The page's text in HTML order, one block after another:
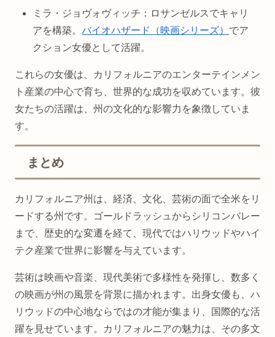
ミラ・ジョヴォヴィッチ：ロサンゼルスでキャリ
アを構築。バイオハザード（映画シリーズ） でア
クション女優として活躍。
これらの女優は、カリフォルニアのエンターテインメン
ト産業の中心で育ち、世界的な成功を収めています。彼
女たちの活躍は、州の文化的な影響力を象徴していま
す。
まとめ
カリフォルニア州は、経済、文化、芸術の面で全米をリ
ードする州です。ゴールドラッシュからシリコンバレー
まで、歴史的な変遷を経て、現代ではハリウッドやハイ
テク産業で世界に影響を与えています。
芸術は映画や音楽、現代美術で多様性を発揮し、数多く
の映画が州の風景を背景に描かれます。出身女優も、ハ
リウッドの中心地ならではの才能が集まり、国際的な活
躍を見せています。カリフォルニアの魅力は、その多文